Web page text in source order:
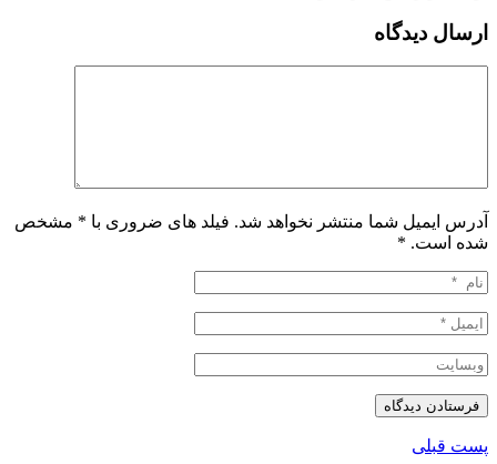
ارسال دیدگاه
آدرس ایمیل شما منتشر نخواهد شد. فیلد های ضروری با * مشخص
شده است. *
پست قبلی